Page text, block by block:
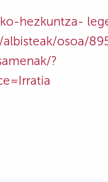
hezkuntza-
osoa/
?